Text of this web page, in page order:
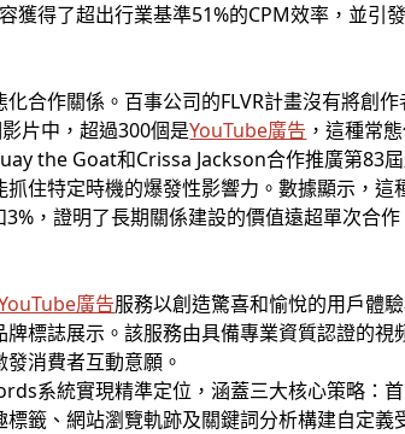
獲得了超出行業基準51%的CPM效率，並引
合作關係。百事公司的FLVR計畫沒有將創
片中，超過300個是YouTube廣告 ，這種常
the Goat和Crissa Jackson合作推廣第83
住特定時機的爆發性影響力。數據顯示，這
，證明了長期關係建設的價值遠超單次合作
廣告服務以創造驚喜和愉悅的用戶體
標誌展示。該服務由具備專業資質認證的
消費者互動意願。
系統實現精準定位，涵蓋三大核心策略：
籤、網站瀏覽軌跡及關鍵詞分析構建自定義